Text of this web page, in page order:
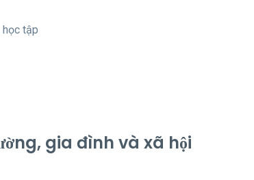
học tập
gia đình và xã hội